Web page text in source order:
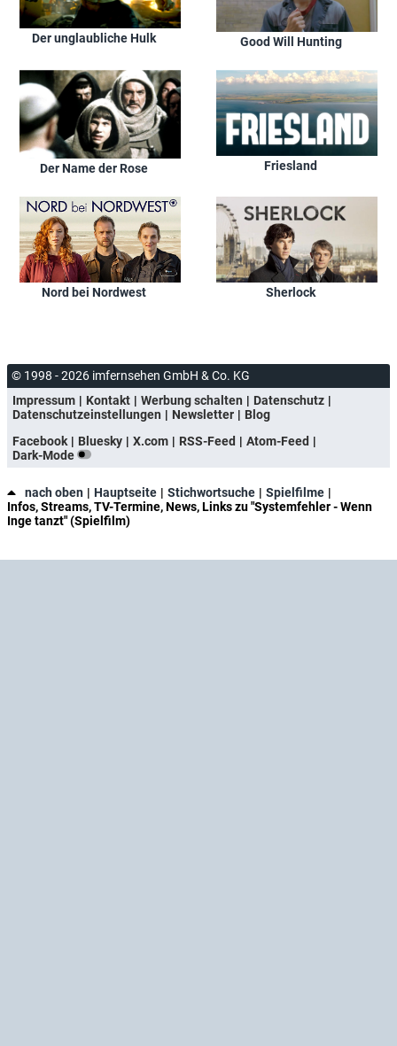
Der unglaubliche Hulk Good Will Hunting
Der Name der Rose Friesland
Nord bei Nordwest Sherlock
© 1998 - 2026 imfernsehen GmbH & Co. KG
Impressum
Kontakt Werbung schalten
Datenschutz
Datenschutzeinstellungen
Newsletter
Blog
Facebook
Bluesky X.com RSS-Feed
Atom-Feed
Dark-Mode
nach oben Hauptseite Stichwortsuche
Spielfilme
Infos, Streams, TV-Termine, News, Links zu "Systemfehler - Wenn
Inge tanzt" (Spielfilm)